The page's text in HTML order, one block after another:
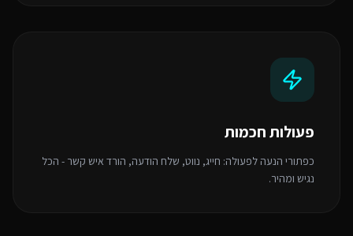
פעולות חכמות
כפתורי הנעה לפעולה: חייג, נווט, שלח הודעה, הורד איש קשר - הכל
נגיש ומהיר.